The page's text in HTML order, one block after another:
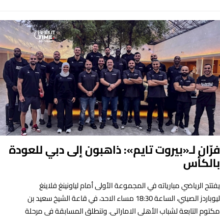
فرّان لـ«بيروت تايم»: ذاهبون إلى دبي للعودة
بالكأس
يفتتح الرياضي مبارياته في المجموعة الأولى أمام لياونينغ فلاينغ
ليوباردز الصيني، الساعة 18:30 مساء الاحد، في قاعة الشيخ سعيد بن
مكتوم التابعة لشباب الأهلي الاماراتي. وتنطلق المسابقة في مرحلة